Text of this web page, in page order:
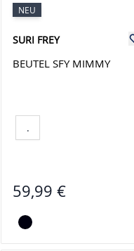
NEU
SURI FREY
BEUTEL SFY MIMMY
.
59,99 €